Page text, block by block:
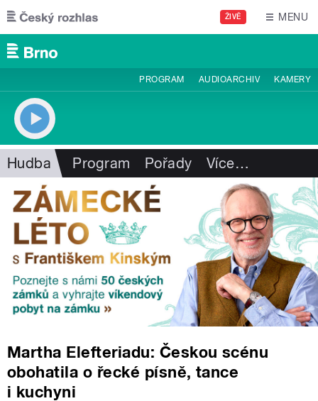
Přejít k hlavnímu obsahu
ŽIVĚ MENU
PROGRAM AUDIOARCHIV KAMERY
Hudba Program Pořady Více…
Martha Elefteriadu: Českou scénu
obohatila o řecké písně, tance
i kuchyni